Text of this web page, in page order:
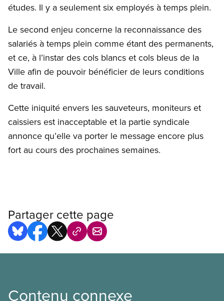
études. Il y a seulement six employés à temps plein.
Le second enjeu concerne la reconnaissance des
salariés à temps plein comme étant des permanents,
et ce, à l’instar des cols blancs et cols bleus de la
Ville afin de pouvoir bénéficier de leurs conditions
de travail.
Cette iniquité envers les sauveteurs, moniteurs et
caissiers est inacceptable et la partie syndicale
annonce qu’elle va porter le message encore plus
fort au cours des prochaines semaines.
Partager cette page
Contenu connexe